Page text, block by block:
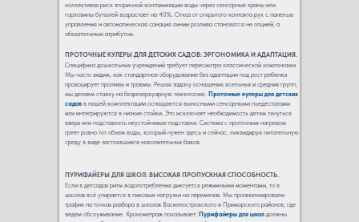
коллективах риск вторичной контаминации воды через сенсорные краны или
горловины бутылей возрастает на 40%. Отказ от открытого контакта рук с панелью
управления и автоматическая санация линии розлива становятся не опцией, а
обязательным атрибутом.
Специфика дошкольных учреждений требует пересмотра классической компоновки.
Мы часто видим, как стандартное оборудование без адаптации под рост ребенка
провоцирует проливы и травмы. Решая задачу оснащения ясельных и средних групп,
мы делаем ставку на безрезервуарную технологию. Проточные кулеры для детских
садов в нашей комплектации оснащаются выносными сенсорными пьедесталами
или интегрируются в низкие стойки. Это исключает необходимость детям тянуться
вверх или подставлять неустойчивые подставки. Система с проточным нагревом
греет ровно тот объем воды, который нужен здесь и сейчас, ликвидируя питательную
среду в виде застоявшихся накопительных баков.
Если в детсадах ритм водопотребления диктуется режимными моментами, то в
школах всё упирается в пиковые нагрузки на переменах. Мы проанализировали
трафик на точках разбора в школах Василеостровского и Приморского районов, где
ведем обслуживание. Хронометраж показывает: Пурифайеры для школ должны
ПРОТОЧНЫЕ КУЛЕРЫ ДЛЯ ДЕТСКИХ САДОВ: ЭРГОНОМИКА И АДАПТАЦИЯ.
ПУРИФАЙЕРЫ ДЛЯ ШКОЛ: ВЫСОКАЯ ПРОПУСКНАЯ СПОСОБНОСТЬ.